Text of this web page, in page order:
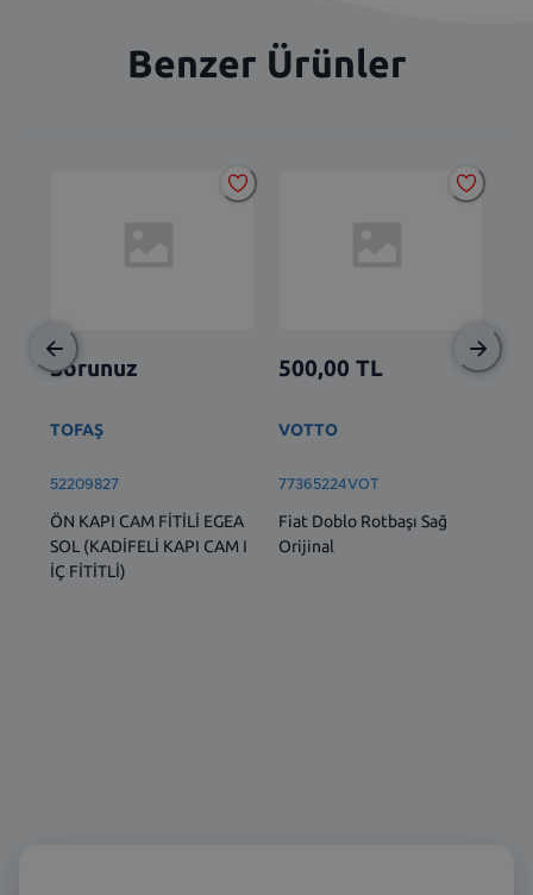
Benzer Ürünler
Sorunuz
TOFAŞ
52209827
ÖN KAPI CAM FİTİLİ EGEA
SOL (KADİFELİ KAPI CAM I
İÇ FİTİTLİ)
500,00 TL
VOTTO
77365224VOT
Fiat Doblo Rotbaşı Sağ
Orijinal